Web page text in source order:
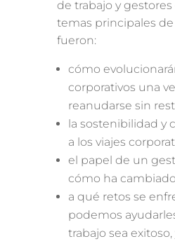
de trabajo y gestores
temas principales
fueron:
cómo
corporativos una
reanudarse sin
la sostenibilidad y
a los viajes
el papel de un
cómo ha
a qué retos se
podemos
trabajo sea exitoso,